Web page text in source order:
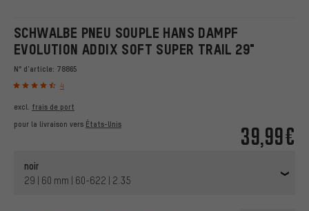
SCHWALBE PNEU SOUPLE HANS DAMPF
EVOLUTION ADDIX SOFT SUPER TRAIL 29"
N° d'article: 78865
4
39,99€
excl. frais de port
pour la livraison vers États-Unis
noir
29 | 60 mm | 60-622 | 2.35